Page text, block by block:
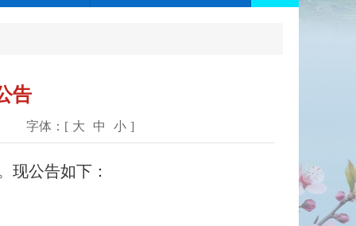
告
字体：[ 大 中 小 ]
公告如下：